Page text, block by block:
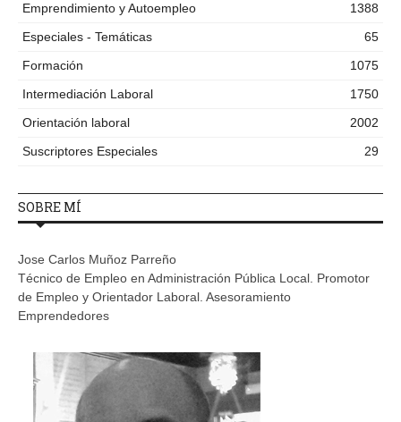
Emprendimiento y Autoempleo
1388
Especiales - Temáticas
65
Formación
1075
Intermediación Laboral
1750
Orientación laboral
2002
Suscriptores Especiales
29
SOBRE MÍ
Jose Carlos Muñoz Parreño
Técnico de Empleo en Administración Pública Local. Promotor
de Empleo y Orientador Laboral. Asesoramiento
Emprendedores